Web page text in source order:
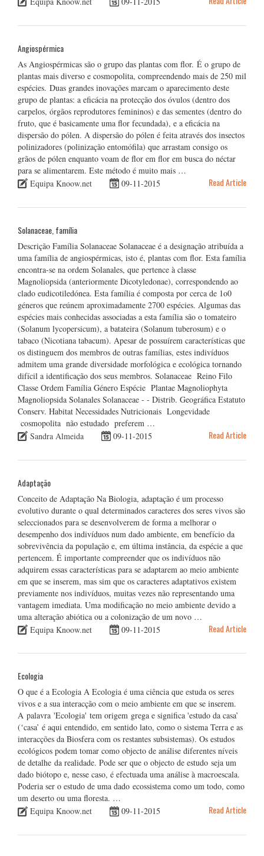
Angiospérmica
As Angiospérmicas são o grupo das plantas com flor. É o grupo de
plantas mais diverso e cosmopolita, compreendendo mais de 250 mil
espécies. Duas grandes inovações marcam o aparecimento deste
grupo de plantas: a eficácia na protecção dos óvulos (dentro dos
carpelos, órgãos reprodutores femininos) e das sementes (dentro do
fruto, que é basicamente uma flor fecundada), e a eficácia na
dispersão do pólen. A dispersão do pólen é feita através dos insectos
polinizadores (polinização entomófila) que arrastam consigo os
grãos de pólen enquanto voam de flor em flor em busca do néctar
para se alimentarem. Este método é muito mais …
Equipa Knoow.net
09-11-2015 Read Article
Solanaceae, família
Descrição Família Solanaceae Solanaceae é a designação atribuída a
uma família de angiospérmicas, isto é, plantas com flor. Esta família
encontra-se na ordem Solanales, que pertence à classe
Magnoliopsida (anteriormente Dicotyledonae), correspondendo ao
clado eudicotiledónea. Esta família é composta por cerca de 1o0
géneros que reúnem aproximadamente 2700 espécies. Algumas das
espécies mais conhecidas associadas a esta família são o tomateiro
(Solanum lycopersicum), a batateira (Solanum tuberosum) e o
tabaco (Nicotiana tabacum). Apesar de possuírem características que
os distinguem dos membros de outras famílias, estes indivíduos
admitem uma grande diversidade morfológica e ecológica tornando
difícil a identificação dos seus membros. Solanaceae Reino Filo
Classe Ordem Família Género Espécie Plantae Magnoliophyta
Magnoliopsida Solanales Solanaceae - - Distrib. Geográfica Estatuto
Conserv. Habitat Necessidades Nutricionais Longevidade
cosmopolita não estudado preferem …
Sandra Almeida
09-11-2015 Read Article
Adaptação
Conceito de Adaptação Na Biologia, adaptação é um processo
evolutivo durante o qual determinados caracteres dos seres vivos são
seleccionados para se desenvolverem de forma a melhorar o
desempenho dos indivíduos num dado ambiente, em benefício da
sobrevivência da população e, em última instância, da espécie a que
pertencem. É importante compreender que os indivíduos não
adquirem essas características para se adaptarem ao meio ambiente
em que se inserem, mas sim que os caracteres adaptativos existem
previamente nos indivíduos, muitas vezes não representando uma
vantagem imediata. Uma modificação no meio ambiente devido a
uma alteração abiótica ou a colonização de um novo …
Equipa Knoow.net
09-11-2015 Read Article
Ecologia
O que é a Ecologia A Ecologia é uma ciência que estuda os seres
vivos e a sua interacção com o meio ambiente em que se inserem.
A palavra 'Ecologia' tem origem grega e significa 'estudo da casa’
(‘casa’ é aqui entendido, em sentido lato, como o sistema Terra e as
interacções da Biosfera com os restantes subsistemas). Os estudos
ecológicos podem tomar como objecto de análise diferentes níveis
de detalhe da realidade. Pode ser que o objecto de estudo seja um
dado biótopo e, nesse caso, é efectuada uma análise à macroescala.
Poderia ser o estudo de uma dado ecossistema como um todo, como
um deserto ou uma floresta. …
Equipa Knoow.net
09-11-2015 Read Article